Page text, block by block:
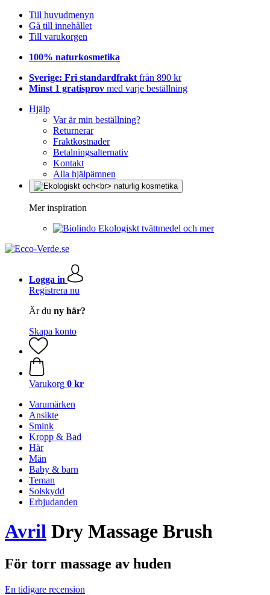
Till huvudmenyn
Gå till innehållet
Till varukorgen
100% naturkosmetika
Sverige: Fri standardfrakt från 890 kr
Minst 1 gratisprov med varje beställning
Hjälp
Var är min beställning?
Returnerar
Fraktkostnader
Betalningsalternativ
Kontakt
Alla hjälpämnen
Mer inspiration
Ekologiskt tvättmedel och mer
Logga in
Registrera nu
Är du ny här?
Skapa konto
Varukorg 0 kr
Varumärken
Ansikte
Smink
Kropp & Bad
Hår
Män
Baby & barn
Teman
Solskydd
Erbjudanden
Avril Dry Massage Brush
För torr massage av huden
En tidigare recension